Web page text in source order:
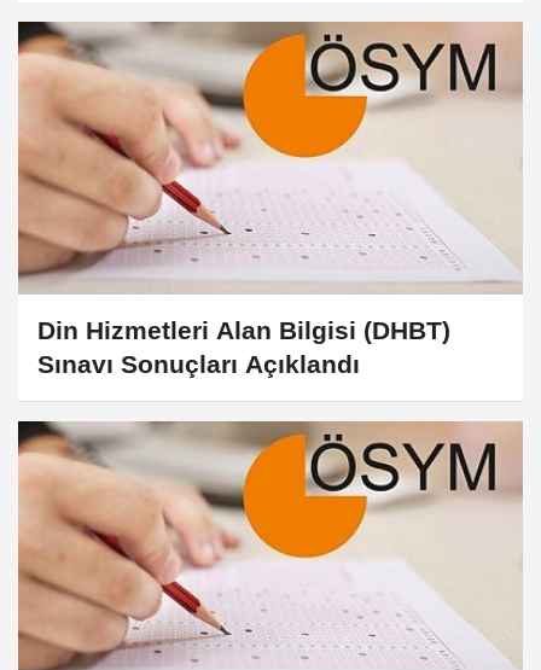
Din Hizmetleri Alan Bilgisi (DHBT)
Sınavı Sonuçları Açıklandı